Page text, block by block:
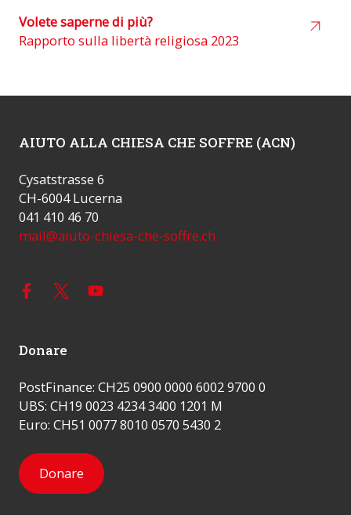
Volete saperne di più?
Rapporto sulla libertà religiosa 2023
AIUTO ALLA CHIESA CHE SOFFRE (ACN)
Cysatstrasse 6
CH-6004 Lucerna
041 410 46 70
mail@aiuto-chiesa-che-soffre.ch
Donare
PostFinance: CH25 0900 0000 6002 9700 0
UBS: CH19 0023 4234 3400 1201 M
Euro: CH51 0077 8010 0570 5430 2
Donare